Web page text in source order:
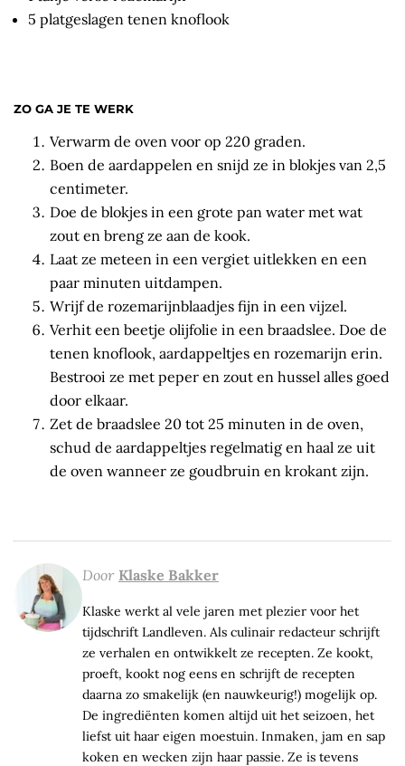
5 platgeslagen tenen knoflook
ZO GA JE TE WERK
Verwarm de oven voor op 220 graden.
Boen de aardappelen en snijd ze in blokjes van 2,5
centimeter.
Doe de blokjes in een grote pan water met wat
zout en breng ze aan de kook.
Laat ze meteen in een vergiet uitlekken en een
paar minuten uitdampen.
Wrijf de rozemarijnblaadjes fijn in een vijzel.
Verhit een beetje olijfolie in een braadslee. Doe de
tenen knoflook, aardappeltjes en rozemarijn erin.
Bestrooi ze met peper en zout en hussel alles goed
door elkaar.
Zet de braadslee 20 tot 25 minuten in de oven,
schud de aardappeltjes regelmatig en haal ze uit
de oven wanneer ze goudbruin en krokant zijn.
Door Klaske Bakker
Klaske werkt al vele jaren met plezier voor het
tijdschrift Landleven. Als culinair redacteur schrijft
ze verhalen en ontwikkelt ze recepten. Ze kookt,
proeft, kookt nog eens en schrijft de recepten
daarna zo smakelijk (en nauwkeurig!) mogelijk op.
De ingrediënten komen altijd uit het seizoen, het
liefst uit haar eigen moestuin. Inmaken, jam en sap
koken en wecken zijn haar passie. Ze is tevens